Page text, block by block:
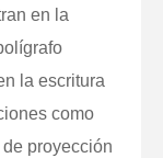
en la
la escritura
como
proyección